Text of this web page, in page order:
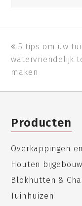
previous
post:
5 tips om uw
watervriendelijk
maken
Producten
Overkappingen
Houten
Blokhutten &
Tuinhuizen